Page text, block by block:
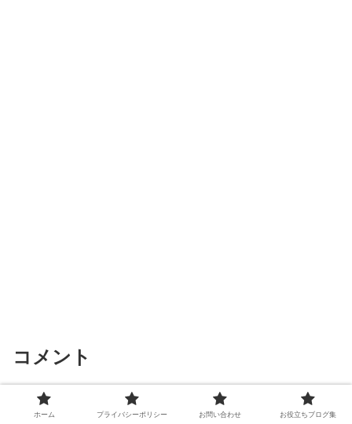
コメント
コメントを書き込む
ホーム プライバシーポリシー お問い合わせ お役立ちブログ集